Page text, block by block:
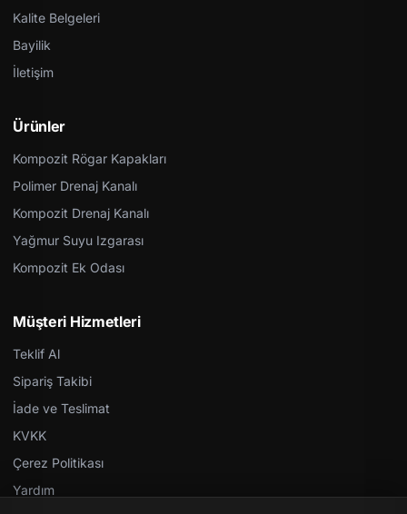
Kalite Belgeleri
Bayilik
İletişim
Ürünler
Kompozit Rögar Kapakları
Polimer Drenaj Kanalı
Kompozit Drenaj Kanalı
Yağmur Suyu Izgarası
Kompozit Ek Odası
Müşteri Hizmetleri
Teklif Al
Sipariş Takibi
İade ve Teslimat
KVKK
Çerez Politikası
Yardım